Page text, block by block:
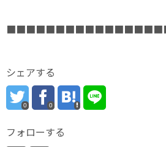
シェアする
0 0
フォローする